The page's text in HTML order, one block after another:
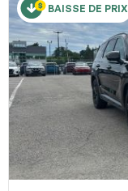
BAISSE DE PRIX